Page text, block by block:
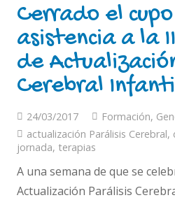
Cerrado el
asistencia a la
de
Cerebral
24/03/2017 Formación,
actualización Parálisis Cerebral,
jornada, terapias
A una semana de que se
Actualización Parálisis